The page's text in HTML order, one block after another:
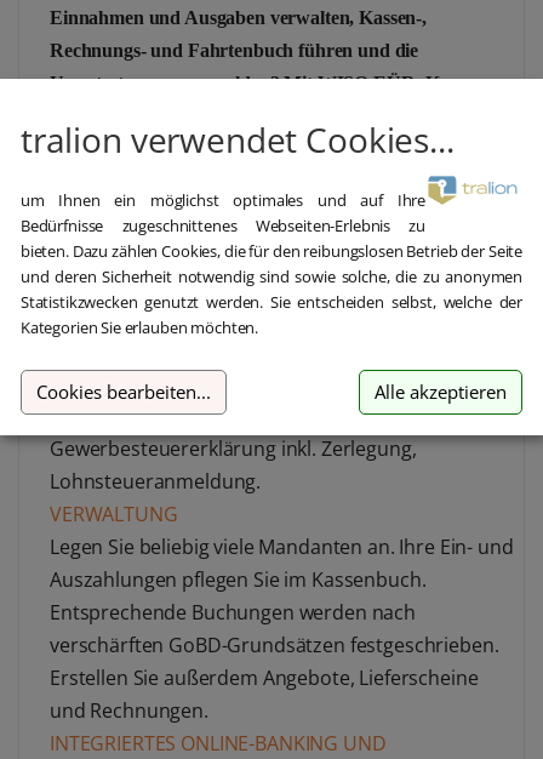
Einnahmen und Ausgaben verwalten, Kassen-,
Rechnungs- und Fahrtenbuch führen und die
Umsatzsteuer voranmelden? Mit WISO EÜR+Kasse
für Freiberufler, Gewerbetreibende oder Angestellte und
Beamte mit Nebeneinkünften, die weniger als 600.000
Euro Umsatz und weniger als 60.000 Gewinn erzielen.
STEUERFORMULARE 2022/2023
Einnahmen-Überschuss-Rechnung inkl. Anlagen
Umsatzsteuererklärung und
Umsatzsteuervoranmeldung,
Gewerbesteuererklärung inkl. Zerlegung,
Lohnsteueranmeldung.
VERWALTUNG
Legen Sie beliebig viele Mandanten an. Ihre Ein- und
Auszahlungen pflegen Sie im Kassenbuch.
Entsprechende Buchungen werden nach
verschärften GoBD-Grundsätzen festgeschrieben.
Erstellen Sie außerdem Angebote, Lieferscheine
und Rechnungen.
INTEGRIERTES ONLINE-BANKING UND
tralion verwendet Cookies...
um Ihnen ein möglichst optimales und auf Ihre
Bedürfnisse zugeschnittenes Webseiten-Erlebnis zu
bieten. Dazu zählen Cookies, die für den reibungslosen Betrieb der Seite
und deren Sicherheit notwendig sind sowie solche, die zu anonymen
Statistikzwecken genutzt werden. Sie entscheiden selbst, welche der
Kategorien Sie erlauben möchten.
Cookies bearbeiten... Alle akzeptieren